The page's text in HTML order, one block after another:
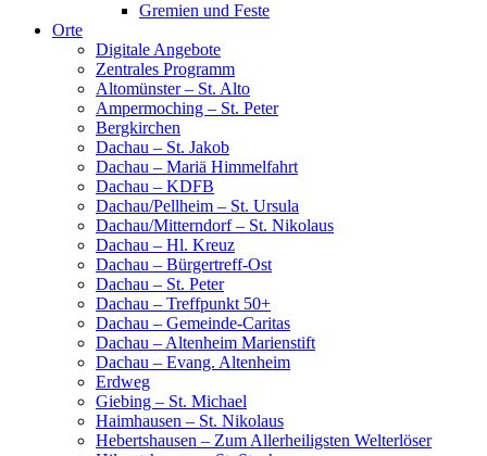
Gremien und Feste
Orte
Digitale Angebote
Zentrales Programm
Altomünster – St. Alto
Ampermoching – St. Peter
Bergkirchen
Dachau – St. Jakob
Dachau – Mariä Himmelfahrt
Dachau – KDFB
Dachau/Pellheim – St. Ursula
Dachau/Mitterndorf – St. Nikolaus
Dachau – Hl. Kreuz
Dachau – Bürgertreff-Ost
Dachau – St. Peter
Dachau – Treffpunkt 50+
Dachau – Gemeinde-Caritas
Dachau – Altenheim Marienstift
Dachau – Evang. Altenheim
Erdweg
Giebing – St. Michael
Haimhausen – St. Nikolaus
Hebertshausen – Zum Allerheiligsten Welterlöser